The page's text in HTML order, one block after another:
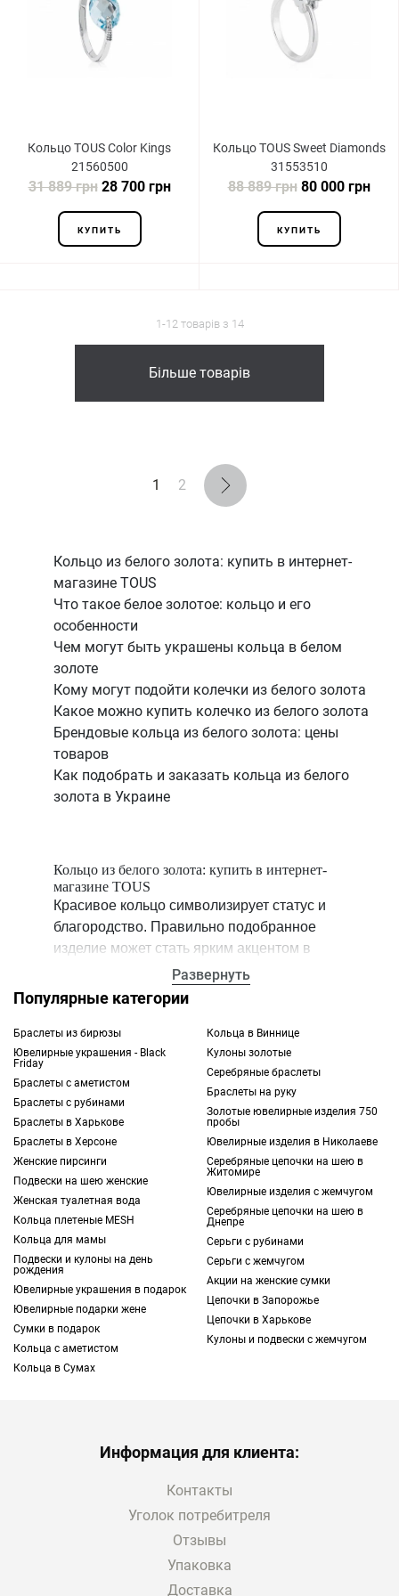
Кольцо TOUS Color Kings
21560500
31 889 грн28 700 грн
КУПИТЬ
Кольцо TOUS Sweet Diamonds
31553510
88 889 грн80 000 грн
КУПИТЬ
1-12 товарів з 14
Більше товарів
1 2
Кольцо из белого золота: купить в интернет-
магазине TOUS
Что такое белое золотое: кольцо и его
особенности
Чем могут быть украшены кольца в белом
золоте
Кому могут подойти колечки из белого золота
Какое можно купить колечко из белого золота
Брендовые кольца из белого золота: цены
товаров
Как подобрать и заказать кольца из белого
золота в Украине
Кольцо из белого золота: купить в интернет-
магазине TOUS
Красивое кольцо символизирует статус и
благородство. Правильно подобранное
изделие может стать ярким акцентом в
образе и будет гармонично смотреться со
Отдельного упоминания заслуживает белое
золото: кольцо из этого драгоценного
металла выглядит по-особенному
изысканно и стильно. Приобрести такое
ювелирное украшение вы можете в
интернет-магазине TOUS.
Что такое белое золотое: кольцо и его
особенности
Белым золотом называется разновидность
драгоценного металла, в составе которого
может быть палладий, никель и серебро.
Благодаря этому материал имеет
благородный и аристократический светлый
оттенок. Такие изделия могут добавить
вашему образу элегантности и изящества,
однако существуют и другие причины,
почему мы рекомендуем купить кольца из
показателями прочности и устойчивости к
достаточно долговечными, потому что они
могут продолжительное время сохранять
свой привлекательный эстетический вид.
По этой причине изделия из этого металла
Развернуть
Популярные категории
Браслеты из бирюзы
Ювелирные украшения - Black
Friday
Браслеты с аметистом
Браслеты с рубинами
Браслеты в Харькове
Браслеты в Херсоне
Женские пирсинги
Подвески на шею женские
Женская туалетная вода
Кольца плетеные MESH
Кольца для мамы
Подвески и кулоны на день
рождения
Ювелирные украшения в подарок
Ювелирные подарки жене
Сумки в подарок
Кольца с аметистом
Кольца в Сумах
Кольца в Виннице
Кулоны золотые
Серебряные браслеты
Браслеты на руку
Золотые ювелирные изделия 750
пробы
Ювелирные изделия в Николаеве
Серебряные цепочки на шею в
Житомире
Ювелирные изделия с жемчугом
Серебряные цепочки на шею в
Днепре
Серьги с рубинами
Серьги с жемчугом
Акции на женские сумки
Цепочки в Запорожье
Цепочки в Харькове
Кулоны и подвески с жемчугом
Информация для клиента:
Контакты
Уголок потребитреля
Отзывы
Упаковка
Доставка